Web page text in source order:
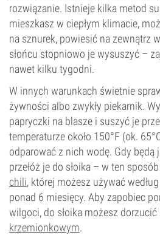
rozwiązanie. Istnieje kilka metod
mieszkasz w ciepłym klimacie,
na sznurek, powiesić na zewnątrz
słońcu stopniowo je wysuszyć –
nawet kilku tygodni.
W innych warunkach świetnie
żywności albo zwykły piekarnik.
papryczki na blasze i suszyć je
temperaturze około 150°F (ok.
odparować z nich wodę. Gdy będą
przełóż je do słoika – w ten
chili, której możesz używać
ponad 6 miesięcy. Aby zapobiec
wilgoci, do słoika możesz dorzucić
krzemionkowym.